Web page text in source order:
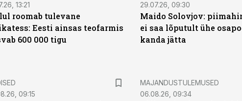
13:21
roomab tulevane
Eesti ainsas teofarmis
600 000 tigu
29.07.26, 09:30
Maido Solovjov:
ei saa lõputult ühe
kanda jätta
09:15
MAJANDUSTULEMUSED
06.08.26, 09:34